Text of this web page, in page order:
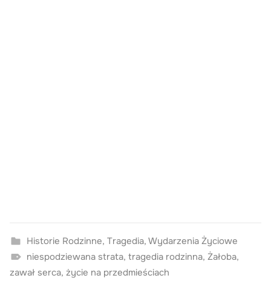
Historie Rodzinne, Tragedia, Wydarzenia Życiowe
niespodziewana strata, tragedia rodzinna, Żałoba,
zawał serca, życie na przedmieściach